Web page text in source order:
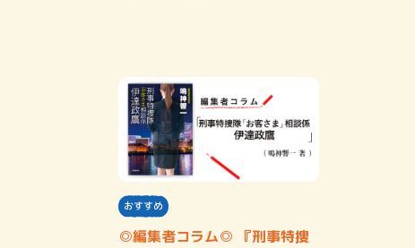
おすすめ
◎編集者コラム◎ 『刑事特捜